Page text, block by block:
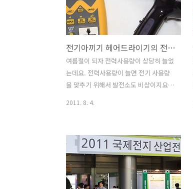
그리고 노력하는 삼성SDI 에 대해서도 사
용자들의 관심이 높아지지 않을까 생각됩
니다. 충전기를 따로 챙겨가지 않더라도
이곳에서는 공부장소도 쓸 수 있고 충전
도 함께 할 수 있겠네요. 그럼 다녀온곳을
한번 살펴볼까요? CNN the Biz 종로점에
다녀와 봤습니다. 이 외에도 다른 각 지점
전기아끼기 헤어드라이기의 전력 사용량
여름철이 되자 전력사용량이 상당히 늘었
는데요. 전력사용량이 늘면 전기 사용량
을 맞추기 위해서 발전소도 비상이지요.
체 연료 또는 자연 발전에 비중이 더 늘어
나기 전까지는 아직은 어쩔 수 없는 문제
이기도 하죠. 저는 항상 조금 궁금했던게
있습니다. 아침마다 사용하는 헤어드라이
기의 전력사용량은 어느정도가 될까 였
2011. 8. 4.